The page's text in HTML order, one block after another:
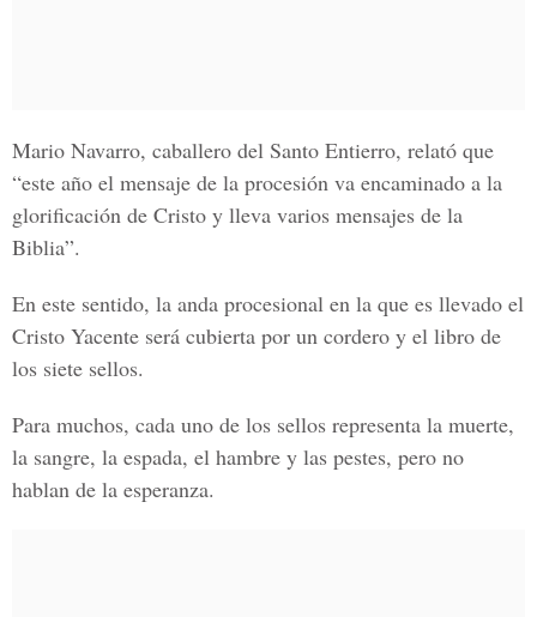
Mario Navarro, caballero del Santo Entierro, relató que
“este año el mensaje de la procesión va encaminado a la
glorificación de Cristo y lleva varios mensajes de la
Biblia”.
En este sentido, la anda procesional en la que es llevado el
Cristo Yacente será cubierta por un cordero y el libro de
los siete sellos.
Para muchos, cada uno de los sellos representa la muerte,
la sangre, la espada, el hambre y las pestes, pero no
hablan de la esperanza.